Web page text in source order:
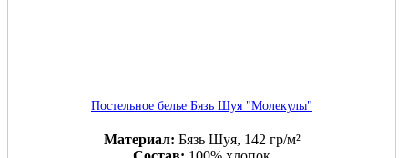
Постельное белье Бязь Шуя "Молекулы"
Материал: Бязь Шуя, 142 гр/м²